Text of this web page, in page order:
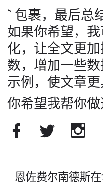
` 包裹，最后总
如果你希望，
化，让全文更
数，增加一些
示例，使文章更
你希望我帮你做
恩佐费尔南德斯